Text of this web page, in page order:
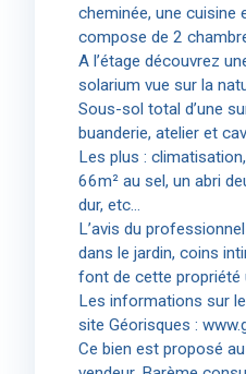
cheminée, une cuisine
compose de 2
A l’étage découvrez
solarium vue sur la
Sous-sol total d’une
buanderie, atelier et
Les plus :
66m² au sel, un abri
dur, etc…
L’avis du
dans le jardin, coins
font de cette propriété
Les informations sur
site Géorisques :
Ce bien est proposé